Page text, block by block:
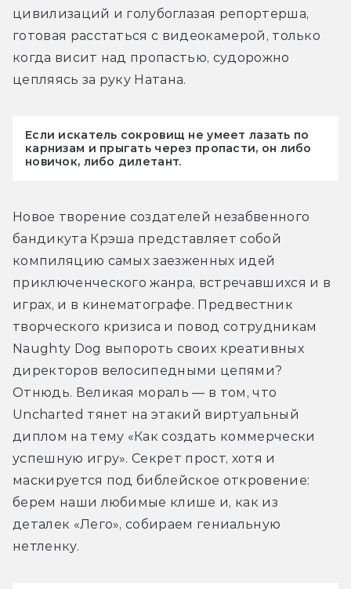
цивилизаций и голубоглазая репортерша,
готовая расстаться с видеокамерой, только
когда висит над пропастью, судорожно
цепляясь за руку Натана.
Если искатель сокровищ не умеет лазать по
карнизам и прыгать через пропасти, он либо
новичок, либо дилетант.
Новое творение создателей незабвенного
бандикута Крэша представляет собой
компиляцию самых заезженных идей
приключенческого жанра, встречавшихся и в
играх, и в кинематографе. Предвестник
творческого кризиса и повод сотрудникам
Naughty Dog выпороть своих креативных
директоров велосипедными цепями?
Отнюдь. Великая мораль — в том, что
Uncharted тянет на этакий виртуальный
диплом на тему «Как создать коммерчески
успешную игру». Секрет прост, хотя и
маскируется под библейское откровение:
берем наши любимые клише и, как из
деталек «Лего», собираем гениальную
нетленку.